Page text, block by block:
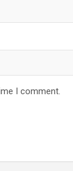
I comment.